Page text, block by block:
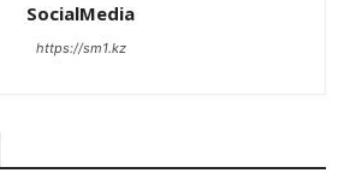
SocialMedia
https://sm1.kz